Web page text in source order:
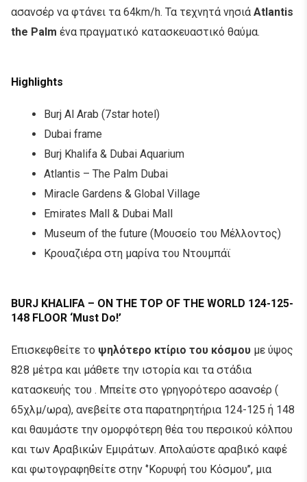
ασανσέρ να φτάνει τα 64km/h. Τα τεχνητά νησιά Atlantis
the Palm ένα πραγματικό κατασκευαστικό θαύμα.
Highlights
Burj Al Arab (7star hotel)
Dubai frame
Burj Khalifa & Dubai Aquarium
Atlantis – The Palm Dubai
Miracle Gardens & Global Village
Emirates Mall & Dubai Mall
Museum of the future (Μουσείο του Μέλλοντος)
Κρουαζιέρα στη μαρίνα του Ντουμπάϊ
BURJ KHALIFA – ON THE TOP OF THE WORLD 124-125-
148 FLOOR ‘Must Do!’
Επισκεφθείτε το ψηλότερο κτίριο του κόσμου με ύψος
828 μέτρα και μάθετε την ιστορία και τα στάδια
κατασκευής του . Μπείτε στο γρηγορότερο ασανσέρ (
65χλμ/ωρα), ανεβείτε στα παρατηρητήρια 124-125 ή 148
και θαυμάστε την ομορφότερη θέα του περσικού κόλπου
και των Αραβικών Εμιράτων. Απολαύστε αραβικό καφέ
και φωτογραφηθείτε στην ‘’Κορυφή του Κόσμου’’, μια